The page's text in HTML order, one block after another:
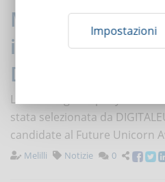
Mega Italia
il Future Unicorn
DIGITALEUROPE
L'eLearning company italiana
stata selezionata da
candidate al Future Unicorn
Melilli Notizie 0
Impostazioni